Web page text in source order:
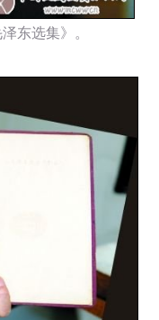
东选集》。